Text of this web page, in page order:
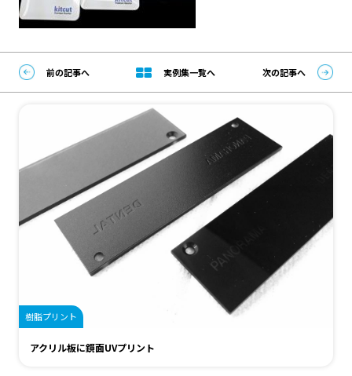
前の記事へ 実例集一覧へ 次の記事へ
樹脂プリント
アクリル板に鏡面UVプリント